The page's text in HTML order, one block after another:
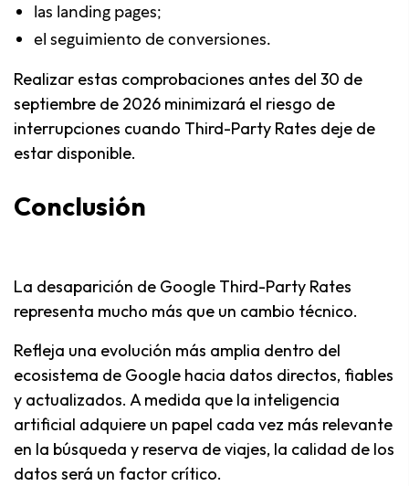
las landing pages;
el seguimiento de conversiones.
Realizar estas comprobaciones antes del 30 de
septiembre de 2026 minimizará el riesgo de
interrupciones cuando Third-Party Rates deje de
estar disponible.
Conclusión
La desaparición de Google Third-Party Rates
representa mucho más que un cambio técnico.
Refleja una evolución más amplia dentro del
ecosistema de Google hacia datos directos, fiables
y actualizados. A medida que la inteligencia
artificial adquiere un papel cada vez más relevante
en la búsqueda y reserva de viajes, la calidad de los
datos será un factor crítico.